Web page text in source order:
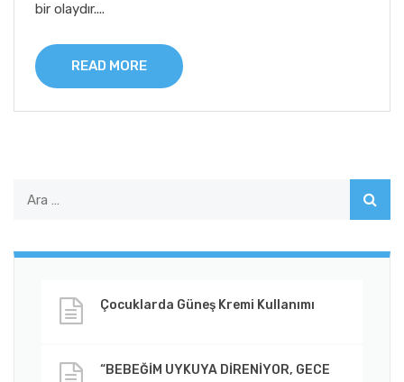
bir olaydır....
READ MORE
Çocuklarda Güneş Kremi Kullanımı
“BEBEĞİM UYKUYA DİRENİYOR, GECE